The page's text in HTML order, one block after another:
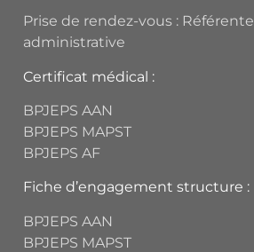
Prise de rendez-vous : Référente
administrative
Certificat médical :
BPJEPS AAN
BPJEPS MAPST
BPJEPS AF
Fiche d’engagement structure :
BPJEPS AAN
BPJEPS MAPST